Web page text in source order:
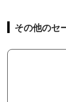
その他のセ